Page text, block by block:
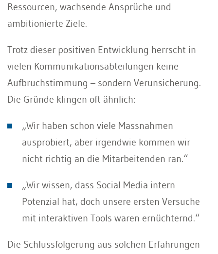
Ressourcen, wachsende Ansprüche und
ambitionierte Ziele.
Trotz dieser positiven Entwicklung herrscht in
vielen Kommunikationsabteilungen keine
Aufbruchstimmung – sondern Verunsicherung.
Die Gründe klingen oft ähnlich:
„Wir haben schon viele Massnahmen
ausprobiert, aber irgendwie kommen wir
nicht richtig an die Mitarbeitenden ran.“
„Wir wissen, dass Social Media intern
Potenzial hat, doch unsere ersten Versuche
mit interaktiven Tools waren ernüchternd.“
Die Schlussfolgerung aus solchen Erfahrungen